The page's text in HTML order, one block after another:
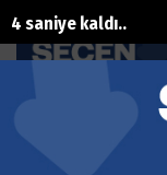
3 saniye kaldı..